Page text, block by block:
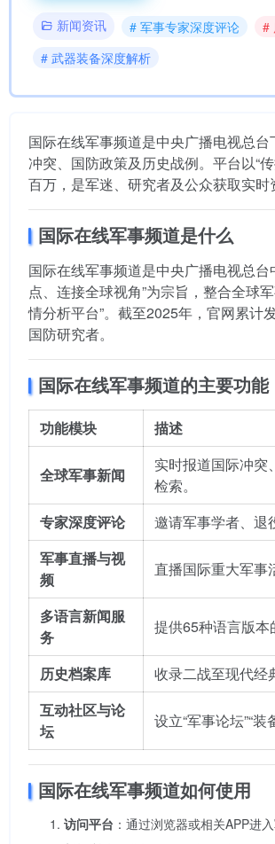
新闻资讯 # 军事专家深度评论 #
# 武器装备深度解析
国际在线军事频道是中央广播电视总
冲突、国防政策及历史战例。平台以“
百万，是军迷、研究者及公众获取实时
国际在线军事频道是什么
国际在线军事频道是中央广播电视总
点、连接全球视角”为宗旨，整合全球
情分析平台”。截至2025年，官网累计
国防研究者。
国际在线军事频道的主要功能
功能模块 描述
全球军事新闻
实时报道国际冲突
检索。
专家深度评论
邀请军事学者、退
军事直播与视
频
直播国际重大军事
多语言新闻服
务
提供65种语言版本
历史档案库
收录二战至现代经
互动社区与论
坛
设立“军事论坛”“
国际在线军事频道如何使用
访问平台 ：通过浏览器或相关APP进